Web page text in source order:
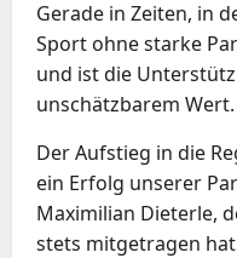
Gerade in Zeiten, in
Sport ohne starke
und ist die
unschätzbarem Wert.
Der Aufstieg in die
ein Erfolg unserer
Maximilian Dieterle,
stets mitgetragen